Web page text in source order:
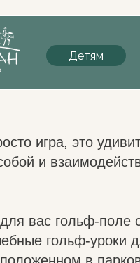
Детям
Детям
с
уроки для
в парковой зоне, в